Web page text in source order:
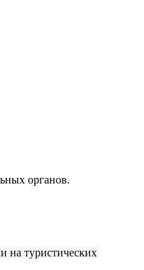
органов.
на туристических